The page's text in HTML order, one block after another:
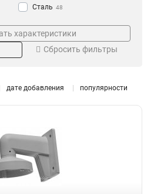
Сталь 48
Наклонный 8
Потолочный 13
характеристики
Сбросить фильтры
дате добавления популярности